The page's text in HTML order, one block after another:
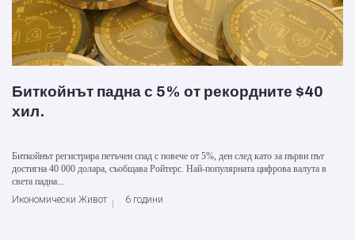
Биткойнът падна с 5% от рекордните $40
хил.
Биткойнът регистрира петъчен спад с повече от 5%, ден след като за първи път
достигна 40 000 долара, съобщава Ройтерс. Най-популярната цифрова валута в
света падна...
Икономически Живот
6 години